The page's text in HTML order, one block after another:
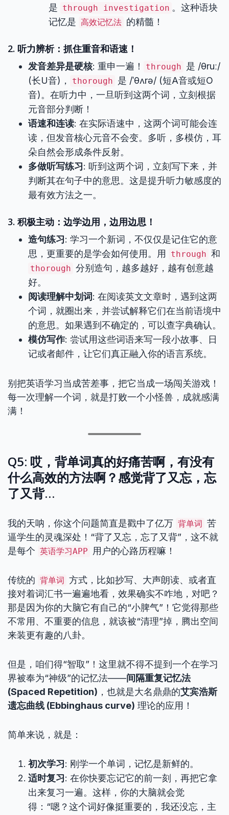
是 through investigation 。这种语块
记忆是 高效记忆法 的精髓！
2. 听力辨析：抓住重音和语速！
发音差异是硬核: 重申一遍！ through 是 /θruː/
(长U音)，
thorough 是 /ˈθʌrə/ (短A音或短O
音)。在听力中，一旦听到这两个词，立刻根据
元音部分判断！
语速和连读: 在实际语速中，这两个词可能会连
读，但发音核心元音不会变。多听，多模仿，耳
朵自然会形成条件反射。
多做听写练习: 听到这两个词，立刻写下来，并
判断其在句子中的意思。这是提升听力敏感度的
最有效方法之一。
3. 积极主动：边学边用，边用边思！
造句练习: 学习一个新词，不仅仅是记住它的意
思，更重要的是学会如何使用。用
through 和
thorough 分别造句，越多越好，越有创意越
好。
阅读理解中划词: 在阅读英文文章时，遇到这两
个词，就圈出来，并尝试解释它们在当前语境中
的意思。如果遇到不确定的，可以查字典确认。
模仿写作: 尝试用这些词语来写一段小故事、日
记或者邮件，让它们真正融入你的语言系统。
别把英语学习当成苦差事，把它当成一场闯关游戏！
每一次理解一个词，就是打败一个小怪兽，成就感满
满！
Q5: 哎，背单词真的好痛苦啊，有没有
什么高效的方法啊？感觉背了又忘，忘
了又背…
我的天呐，你这个问题简直是戳中了亿万 背单词 苦
逼学生的灵魂深处！“背了又忘，忘了又背”，这不就
是每个 英语学习APP 用户的心路历程嘛！
传统的 背单词 方式，比如抄写、大声朗读、或者直
接对着词汇书一遍遍地看，效果确实不咋地，对吧？
那是因为你的大脑它有自己的“小脾气”！它觉得那些
不常用、不重要的信息，就该被“清理”掉，腾出空间
来装更有趣的八卦。
但是，咱们得“智取”！这里就不得不提到一个在学习
界被奉为“神级”的记忆法——间隔重复记忆法
(Spaced Repetition) ，也就是大名鼎鼎的艾宾浩斯
遗忘曲线 (Ebbinghaus curve) 理论的应用！
简单来说，就是：
初次学习: 刚学一个单词，记忆是新鲜的。
适时复习: 在你快要忘记它的前一刻，再把它拿
出来复习一遍。这样，你的大脑就会觉
得：“嗯？这个词好像挺重要的，我还没忘，主